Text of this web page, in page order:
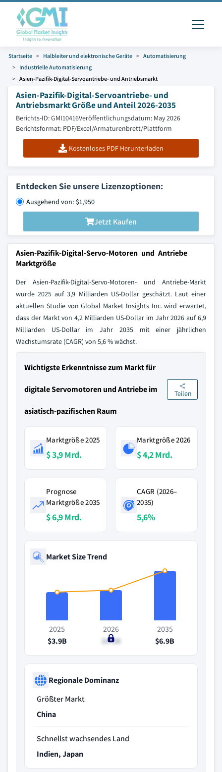
Startseite Halbleiter und elektronische Geräte
Automatisierung
Industrielle Automatisierung
Asien-Pazifik-Digital-Servoantriebe- und Antriebsmarkt
Asien-Pazifik-Digital-Servoantriebe- und
Antriebsmarkt Größe und Anteil 2026-2035
Berichts-ID: GMI10416Veröffentlichungsdatum: May 2026
Berichtsformat: PDF/Excel/Armaturenbrett/Plattform
Kostenloses PDF Herunterladen
Entdecken Sie unsere Lizenzoptionen:
Ausgehend von: $1,950
Jetzt Kaufen
Asien-Pazifik-Digital-Servo-Motoren und Antriebe
Marktgröße
Der Asien-Pazifik-Digital-Servo-Motoren- und Antriebe-Markt
wurde 2025 auf 3,9 Milliarden US-Dollar geschätzt. Laut einer
aktuellen Studie von Global Market Insights Inc. wird erwartet,
dass der Markt von 4,2 Milliarden US-Dollar im Jahr 2026 auf 6,9
Milliarden US-Dollar im Jahr 2035 mit einer jährlichen
Wachstumsrate (CAGR) von 5,6 % wächst.
Wichtigste Erkenntnisse zum Markt für
digitale Servomotoren und Antriebe im
asiatisch-pazifischen Raum
Teilen
Marktgröße 2025
$ 3,9 Mrd.
Marktgröße 2026
$ 4,2 Mrd.
Prognose
Marktgröße 2035
$ 6,9 Mrd.
CAGR (2026–
2035)
5,6%
Market Size Trend
2025
$3.9B
2026
$4.2B
2035
$6.9B
Regionale Dominanz
Größter Markt
China
Schnellst wachsendes Land
Indien, Japan